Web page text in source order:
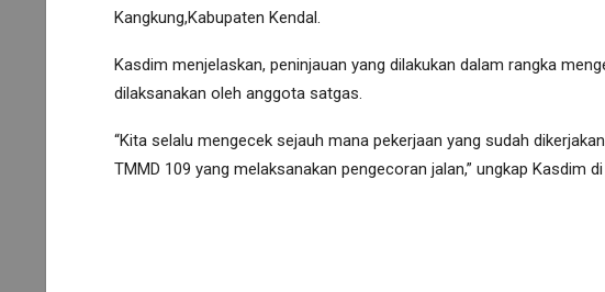
Kangkung,Kabupaten Kendal.
Kasdim menjelaskan, peninjauan yang dilakukan dalam rangka
dilaksanakan oleh anggota satgas.
“Kita selalu mengecek sejauh mana pekerjaan yang sudah
TMMD 109 yang melaksanakan pengecoran jalan,” ungkap Kasdim